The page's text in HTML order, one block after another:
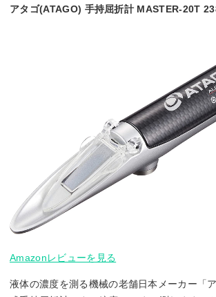
アタゴ(ATAGO) 手持屈折計 MASTER-20T
Amazonレビューを見る
液体の濃度を測る機械の老舗日本メーカー「